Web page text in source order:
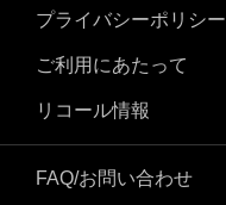
プライバシーポリシー
ご利用にあたって
リコール情報
FAQ/お問い合わせ